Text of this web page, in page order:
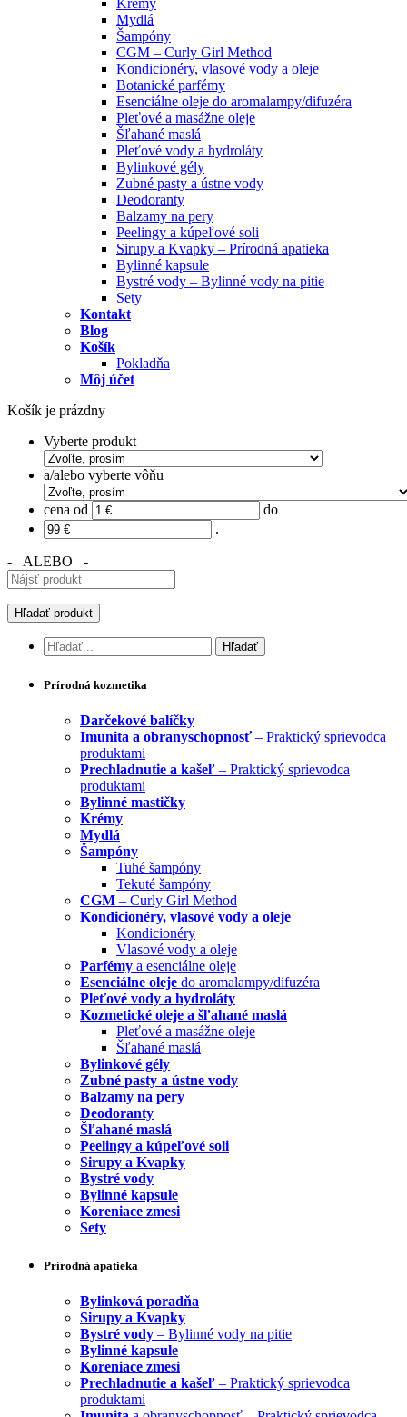
Krémy
Mydlá
Šampóny
CGM – Curly Girl Method
Kondicionéry, vlasové vody a oleje
Botanické parfémy
Esenciálne oleje do aromalampy/difuzéra
Pleťové a masážne oleje
Šľahané maslá
Pleťové vody a hydroláty
Bylinkové gély
Zubné pasty a ústne vody
Deodoranty
Balzamy na pery
Peelingy a kúpeľové soli
Sirupy a Kvapky – Prírodná apatieka
Bylinné kapsule
Bystré vody – Bylinné vody na pitie
Sety
Kontakt
Blog
Košík
Pokladňa
Môj účet
Košík je prázdny
Vyberte produkt
a/alebo vyberte vôňu
cena od
do
.
- ALEBO -
Prírodná kozmetika
Darčekové balíčky
Imunita a obranyschopnosť– Praktický sprievodca
produktami
Prechladnutie a kašeľ – Praktický sprievodca
produktami
Bylinné mastičky
Krémy
Mydlá
Šampóny
Tuhé šampóny
Tekuté šampóny
CGM – Curly Girl Method
Kondicionéry, vlasové vody a oleje
Kondicionéry
Vlasové vody a oleje
Parfémy a esenciálne oleje
Esenciálne oleje do aromalampy/difuzéra
Pleťové vody a hydroláty
Kozmetické oleje a šľahané maslá
Pleťové a masážne oleje
Šľahané maslá
Bylinkové gély
Zubné pasty a ústne vody
Balzamy na pery
Deodoranty
Šľahané maslá
Peelingy a kúpeľové soli
Sirupy a Kvapky
Bystré vody
Bylinné kapsule
Koreniace zmesi
Sety
Prírodná apatieka
Bylinková poradňa
Sirupy a Kvapky
Bystré vody – Bylinné vody na pitie
Bylinné kapsule
Koreniace zmesi
Prechladnutie a kašeľ – Praktický sprievodca
produktami